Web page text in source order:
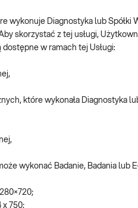
Diagnostyka lub Spółki
skorzystać z tej usługi,
dostępne w ramach tej Usługi:
które wykonała Diagnostyka
wykonać Badanie, Badania lub
x 750;